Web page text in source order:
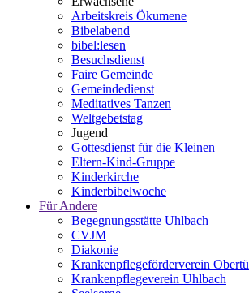
Arbeitskreis Ökumene
Bibelabend
bibel:lesen
Besuchsdienst
Faire Gemeinde
Gemeindedienst
Meditatives Tanzen
Weltgebetstag
Jugend
Gottesdienst für die Kleinen
Eltern-Kind-Gruppe
Kinderkirche
Kinderbibelwoche
Für Andere
Begegnungsstätte Uhlbach
CVJM
Diakonie
Krankenpflegeförderverein
Krankenpflegeverein Uhlbach